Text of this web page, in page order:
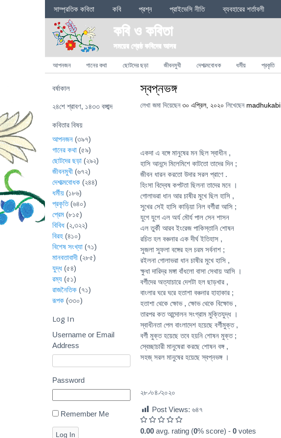
Sections
সাম্প্রতিক কবিতা কবি প্রশ্ন প্রাইভেসি নীতি ব্যবহারের শর্তাবলী
কবি ও কবিতা
সময়ের শ্রেষ্ঠ কবিদের আসর
Categories
আপনজন গানের কথা ছোটদের ছড়া জীবনমুখী দেশাত্মবোধক ধর্মীয় প্রকৃতি
স্বপ্নভঙ্গ
লেখা জমা দিয়েছেন ৩০ এপ্রিল, ২০২০ লিখেছেন madhukabi
একদা এ বঙ্গে মানুষের মন ছিল স্বাধীন ,
হাসি আনন্দে মিলেমিশে কাটতো তাদের দিন ;
জীবন ধারন করতো উদার সরল প্রাণে .
হিংসা বিদ্বেষ কপটতা ছিলনা তাদের মনে ।
গোলাভরা ধান আর চাষীর মুখে ছিল হাসি ,
সুখের সেই হাসি কাড়িয়া নিল বর্গীরা আসি ;
যুগে যুগে এল অর্য মৌর্য পাল সেন শাসন
এল তুর্কী আরব ইংরেজ পাকিস্তানি শোষন
রচিত হল বঞ্চনার এক দীর্ঘ ইতিহাস ,
সুজলা সুফলা বঙ্গের হল চরম সর্বনাশ ;
রইলনা গোলাভরা ধান চাষীর মুখে হাসি ,
ক্ষুধা দারিদ্র মঙ্গা বাঁধলো বাসা সেথায় আসি ।
বর্গীদের অত্যাচারে দেশটা হল ছাড়খার ,
বাংলার ঘরে ঘরে হতাশা বঞ্চনার হাহাকার ;
হতাশা থেকে ক্ষোভ , ক্ষোভ থেকে বিক্ষোভ ,
তারপর কত আন্দোলন সংগ্রাম মুক্তিযুদ্ধ ।
স্বাধীনতা পেল বাংলাদেশ হয়েছে বর্গীমুক্ত ,
বর্গী মুক্ত হয়েছে তবে হয়নি শোষন মুক্ত ;
স্বেচ্ছাচারী মানুষেরা করছে শোষন বঙ্গ ,
সহজ্ সরল মানুষের হয়েছে স্বপ্নভঙ্গ ।
২৮৴০৪৴২০২০
Post Views: ৬৪৭
0.00 avg. rating (0% score) - 0 votes
বর্ষাকাল
২৪শে শ্রাবণ, ১৪৩৩ বঙ্গাব্দ
কবিতার বিষয়
আপনজন (৩৯৭)
গানের কথা (৫৯)
ছোটদের ছড়া (২৯২)
জীবনমুখী (৬৭২)
দেশাত্মবোধক (২৪৪)
ধর্মীয় (১৮৬)
প্রকৃতি(৬৪০)
প্রেম (৮১৫)
বিবিধ (২,৩২২)
বিরহ (৪১০)
বিশেষ সংখ্যা (৭১)
মানবতাবাদী (২৮৫)
যুদ্ধ (৫৪)
রম্য (৫১)
রাজনৈতিক (৭১)
রূপক (৩৩০)
Log In
Username or Email
Address
Password
Remember Me
Log In